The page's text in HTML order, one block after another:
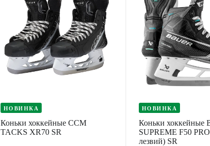
НОВИНКА
Коньки хоккейные CCM
TACKS XR70 SR
НОВИНКА
Коньки хоккейные
SUPREME F50 PRO
лезвий) SR